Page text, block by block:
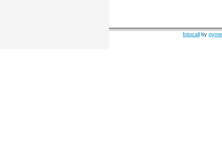
fotocall by